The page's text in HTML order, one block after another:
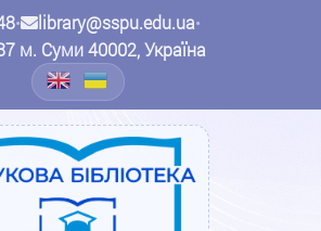
• library@sspu.edu.ua•
м. Суми 40002, Україна